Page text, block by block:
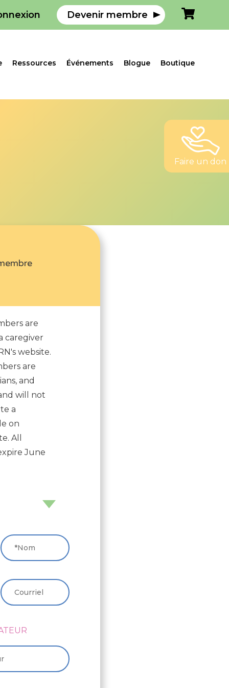
Ressources Événements Blogue Boutique
Devenir membre
Faire un don
are
caregiver
website.
are
and
will not
a
on
All
June